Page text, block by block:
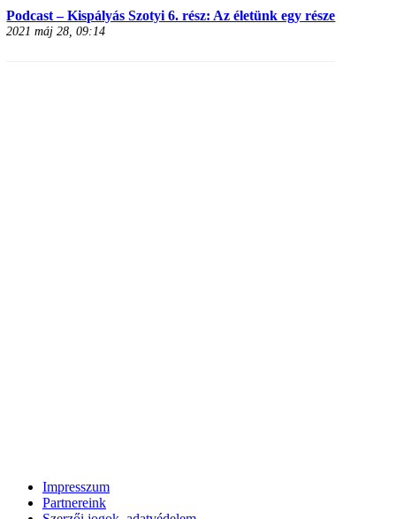
Podcast – Kispályás Szotyi 6. rész: Az életünk egy része
2021 máj 28, 09:14
Impresszum
Partnereink